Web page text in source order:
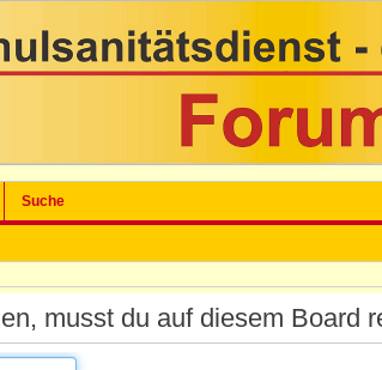
Suche
musst du auf diesem Board